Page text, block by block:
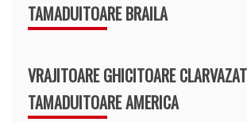
TAMADUITOARE BRAILA
VRAJITOARE GHICITOARE
TAMADUITOARE AMERICA